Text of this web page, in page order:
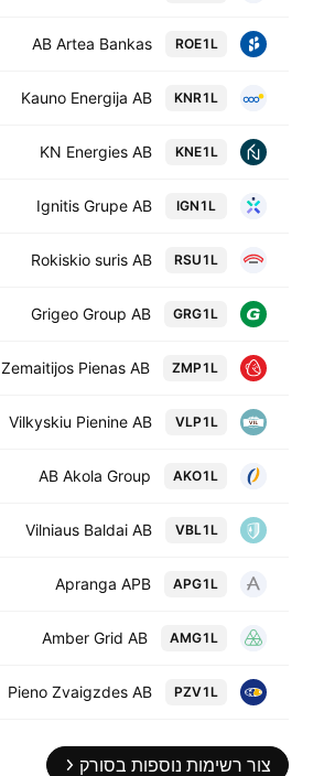
ROE1L
AB Artea Bankas
KNR1L
Kauno Energija AB
KNE1L
KN Energies AB
IGN1L
Ignitis Grupe AB
RSU1L
Rokiskio suris AB
GRG1L
Grigeo Group AB
ZMP1L
Zemaitijos Pienas AB
VLP1L
Vilkyskiu Pienine AB
AKO1L
AB Akola Group
VBL1L
Vilniaus Baldai AB
APG1L
Apranga APB
AMG1L
Amber Grid AB
PZV1L
Pieno Zvaigzdes AB
צור רשימות נוספות בסורק